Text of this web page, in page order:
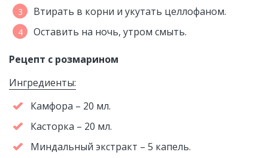
Втирать в корни и укутать целлофаном.
Оставить на ночь, утром смыть.
Рецепт с розмарином
Ингредиенты:
Камфора – 20 мл.
Касторка – 20 мл.
Миндальный экстракт – 5 капель.